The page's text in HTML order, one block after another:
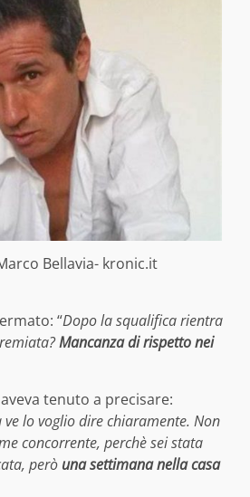
Bellavia- kronic.it
“Dopo la squalifica rientra
Mancanza di rispetto nei
tenuto a precisare:
lo voglio dire chiaramente. Non
concorrente, perchè sei stata
però una settimana nella casa